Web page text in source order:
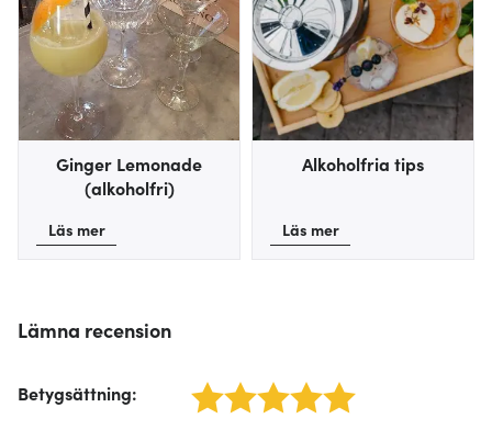
Ginger Lemonade
(alkoholfri)
Läs mer
Alkoholfria tips
Läs mer
Lämna recension
Betygsättning: 1 star 2 stars 3 stars 4 stars 5 stars
/form/label/author: